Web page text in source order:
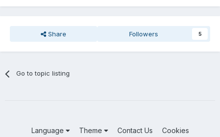
Share Followers 5
Go to topic listing
Language Theme Contact Us Cookies